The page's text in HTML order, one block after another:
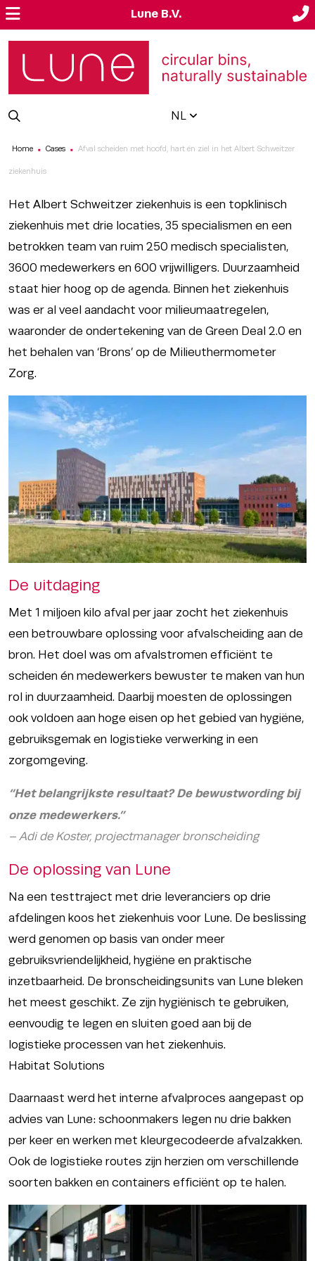
Lune B.V.
NL
Home ■ Cases ■ Afval scheiden met hoofd, hart én ziel in het Albert Schweitzer
ziekenhuis
Het Albert Schweitzer ziekenhuis is een topklinisch
ziekenhuis met drie locaties, 35 specialismen en een
betrokken team van ruim 250 medisch specialisten,
3600 medewerkers en 600 vrijwilligers. Duurzaamheid
staat hier hoog op de agenda. Binnen het ziekenhuis
was er al veel aandacht voor milieumaatregelen,
waaronder de ondertekening van de Green Deal 2.0 en
het behalen van ‘Brons’ op de Milieuthermometer
Zorg.
De uitdaging
Met 1 miljoen kilo afval per jaar zocht het ziekenhuis
een betrouwbare oplossing voor afvalscheiding aan de
bron. Het doel was om afvalstromen efficiënt te
scheiden én medewerkers bewuster te maken van hun
rol in duurzaamheid. Daarbij moesten de oplossingen
ook voldoen aan hoge eisen op het gebied van hygiëne,
gebruiksgemak en logistieke verwerking in een
zorgomgeving.
“Het belangrijkste resultaat? De bewustwording bij
onze medewerkers.”
– Adi de Koster, projectmanager bronscheiding
De oplossing van Lune
Na een testtraject met drie leveranciers op drie
afdelingen koos het ziekenhuis voor Lune. De beslissing
werd genomen op basis van onder meer
gebruiksvriendelijkheid, hygiëne en praktische
inzetbaarheid. De bronscheidingsunits van Lune bleken
het meest geschikt. Ze zijn hygiënisch te gebruiken,
eenvoudig te legen en sluiten goed aan bij de
logistieke processen van het ziekenhuis.
Habitat Solutions
Daarnaast werd het interne afvalproces aangepast op
advies van Lune: schoonmakers legen nu drie bakken
per keer en werken met kleurgecodeerde afvalzakken.
Ook de logistieke routes zijn herzien om verschillende
soorten bakken en containers efficiënt op te halen.